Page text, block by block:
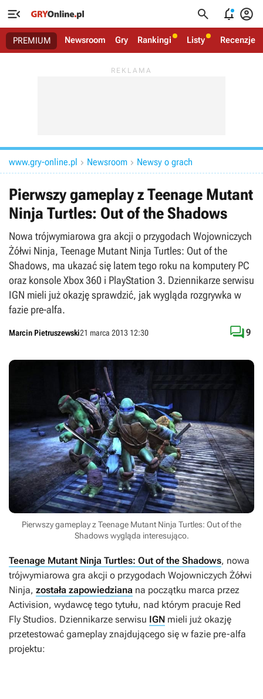
   
PREMIUM Newsroom Gry Rankingi Listy Recenzje
www.gry-online.pl  Newsroom  Newsy o grach
Pierwszy gameplay z Teenage Mutant
Ninja Turtles: Out of the Shadows
Nowa trójwymiarowa gra akcji o przygodach Wojowniczych
Żółwi Ninja, Teenage Mutant Ninja Turtles: Out of the
Shadows, ma ukazać się latem tego roku na komputery PC
oraz konsole Xbox 360 i PlayStation 3. Dziennikarze serwisu
IGN mieli już okazję sprawdzić, jak wygląda rozgrywka w
fazie pre-alfa.
Marcin Pietruszewski21 marca 2013 12:30 9
Pierwszy gameplay z Teenage Mutant Ninja Turtles: Out of the
Shadows wygląda interesująco.
Teenage Mutant Ninja Turtles: Out of the Shadows, nowa
trójwymiarowa gra akcji o przygodach Wojowniczych Żółwi
Ninja, została zapowiedziana na początku marca przez
Activision, wydawcę tego tytułu, nad którym pracuje Red
Fly Studios. Dziennikarze serwisu IGN mieli już okazję
przetestować gameplay znajdującego się w fazie pre-alfa
projektu: